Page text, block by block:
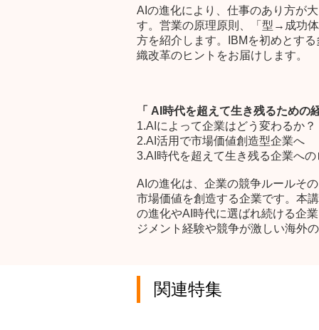
AIの進化により、仕事のあり方が
す。営業の原理原則、「型→成功
方を紹介します。IBMを初めとす
織改革のヒントをお届けします。
「 AI時代を超えて生き残るため
1.AIによって企業はどう変わるか？
2.AI活用で市場価値創造型企業へ
3.AI時代を超えて生き残る企業へ
AIの進化は、企業の競争ルールそ
市場価値を創造する企業です。本
の進化やAI時代に選ばれ続ける企
ジメント経験や競争が激しい海外
関連特集